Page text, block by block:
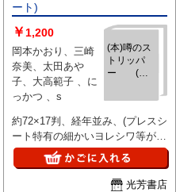
ート)
(本)噂のス
トリッパ
ー (に
ンポルノ
ト)
￥1,200
岡本かおり、三崎
奈美、太田あや
子、大高範子 、に
っかつ 、s
約72×17判、経年並み、(プレスシ
ート特有の細かいヨレシワ等があ
る場合有)、、ご注文後、ピン止
め折れ染み等目立つ難がある場合
はご連絡いたします。
光芳書店